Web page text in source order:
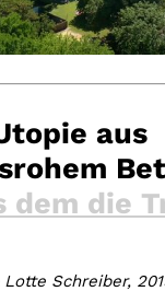
aus
dem die
Lotte Schreiber,